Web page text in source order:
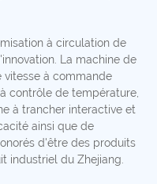
à circulation de
La machine de
à commande
contrôle de température,
à trancher interactive et
ainsi que de
d'être des produits
industriel du Zhejiang.